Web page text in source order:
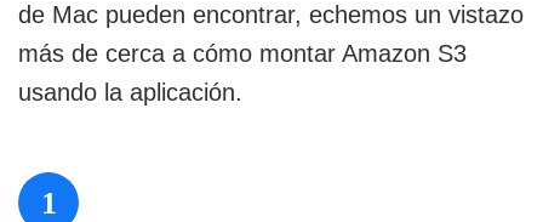
de Mac pueden encontrar, echemos un vistazo
más de cerca a cómo montar Amazon S3
usando la aplicación.
1